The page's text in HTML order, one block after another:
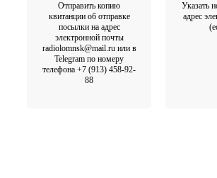
Отправить копию
квитанции об отправке
посылки на адрес
электронной почты
radiolomnsk@mail.ru или в
Telegram по номеру
телефона +7 (913) 458-92-
88
Указать
адрес